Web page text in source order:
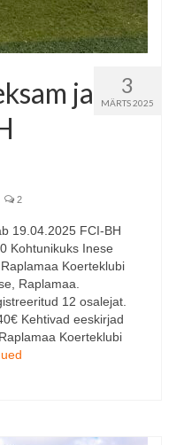
3
MÄRTS 2025
ja
2
19.04.2025 FCI-BH
Kohtunikuks Inese
Koerteklubi
Raplamaa.
12 osalejat.
Kehtivad eeskirjad
Koerteklubi